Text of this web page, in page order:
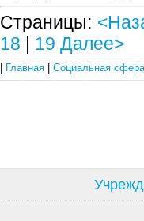
Страницы:
18 | 19 Далее>
Главная Социальная